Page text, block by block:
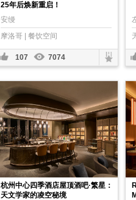
25年后焕新重启！
安缦
摩洛哥 | 餐饮空间
107 7074
杭州中心四季酒店屋顶酒吧·繁星：
天文学家的凌空秘境